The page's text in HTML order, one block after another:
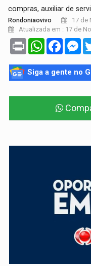
compras, auxiliar de
Rondoniaovivo
17 de
Atualizada em : 17 de
Print WhatsApp
Siga a gente no